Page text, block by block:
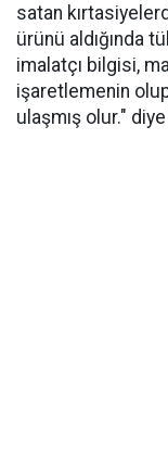
satan
ürünü aldığında
imalatçı bilgisi,
işaretlemenin
ulaşmış olur."